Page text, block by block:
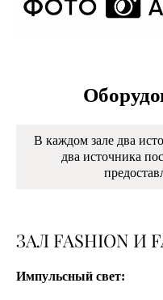
В каждом зале два
два источника
ЗАЛ FASHION И
Импульсный свет: